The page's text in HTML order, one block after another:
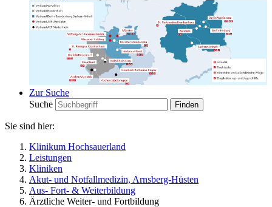
Zur Suche
Suche
Sie sind hier:
Klinikum Hochsauerland
Leistungen
Kliniken
Akut- und Notfallmedizin, Arnsberg-Hüsten
Aus- Fort- & Weiterbildung
Ärztliche Weiter- und Fortbildung